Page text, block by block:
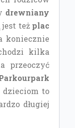
drewniany
jest też plac
koniecznie
kilka
przeoczyć
dzieciom to
długiej